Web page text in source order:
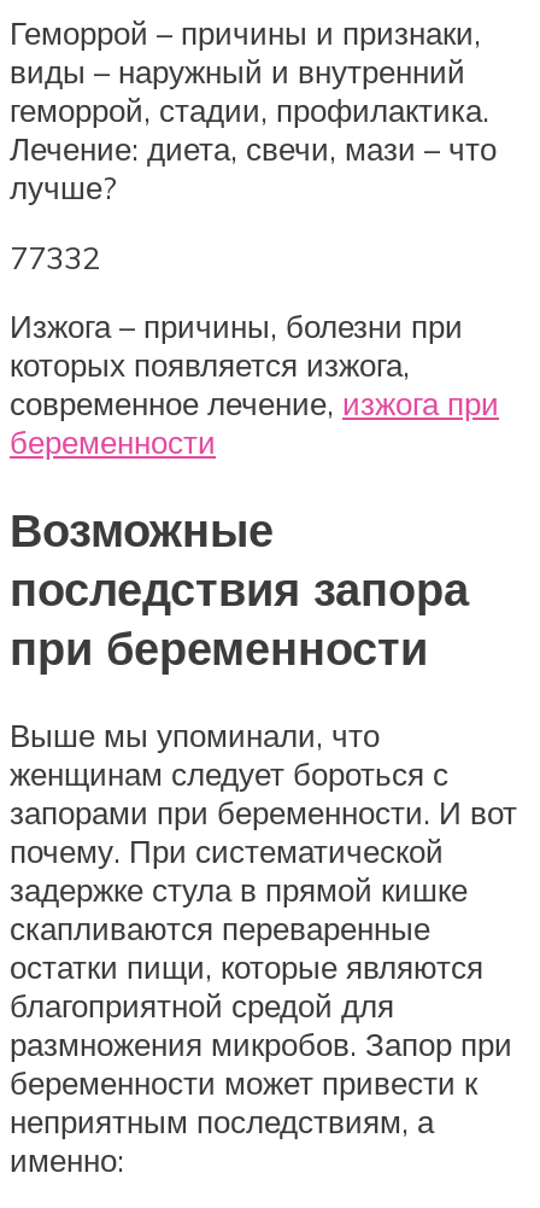
Геморрой – причины и признаки,
виды – наружный и внутренний
геморрой, стадии, профилактика.
Лечение: диета, свечи, мази – что
лучше?
77332
Изжога – причины, болезни при
которых появляется изжога,
современное лечение, изжога при
беременности
Возможные
последствия запора
при беременности
Выше мы упоминали, что
женщинам следует бороться с
запорами при беременности. И вот
почему. При систематической
задержке стула в прямой кишке
скапливаются переваренные
остатки пищи, которые являются
благоприятной средой для
размножения микробов. Запор при
беременности может привести к
неприятным последствиям, а
именно: